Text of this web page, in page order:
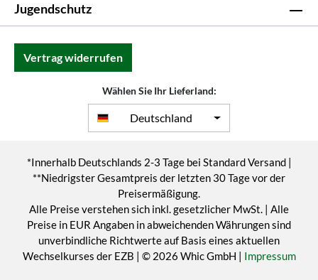
Jugendschutz
Vertrag widerrufen
Wählen Sie Ihr Lieferland:
Deutschland
*Innerhalb Deutschlands 2-3 Tage bei Standard Versand |
**Niedrigster Gesamtpreis der letzten 30 Tage vor der
Preisermäßigung.
Alle Preise verstehen sich inkl. gesetzlicher MwSt. | Alle
Preise in EUR Angaben in abweichenden Währungen sind
unverbindliche Richtwerte auf Basis eines aktuellen
Wechselkurses der EZB | © 2026 Whic GmbH | Impressum